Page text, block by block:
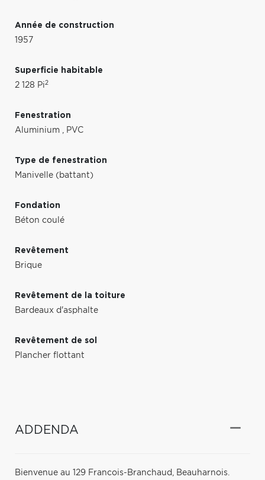
Année de construction
1957
Superficie habitable
2 128 Pi2
Fenestration
Aluminium , PVC
Type de fenestration
Manivelle (battant)
Fondation
Béton coulé
Revêtement
Brique
Revêtement de la toiture
Bardeaux d'asphalte
Revêtement de sol
Plancher flottant
ADDENDA
Bienvenue au 129 Francois-Branchaud, Beauharnois.